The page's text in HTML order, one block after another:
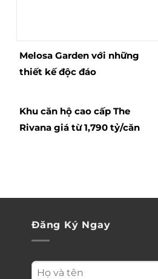
Melosa Garden với những
thiết kế độc đáo
Khu căn hộ cao cấp The
Rivana giá từ 1,790 tỷ/căn
Đăng Ký Ngay